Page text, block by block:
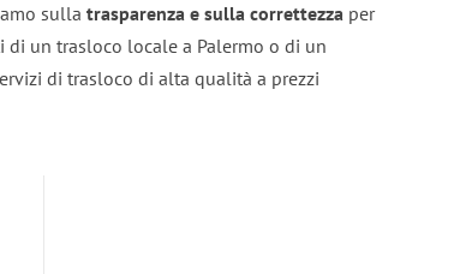
sulla trasparenza e sulla correttezza per
un trasloco locale a Palermo o di un
di trasloco di alta qualità a prezzi